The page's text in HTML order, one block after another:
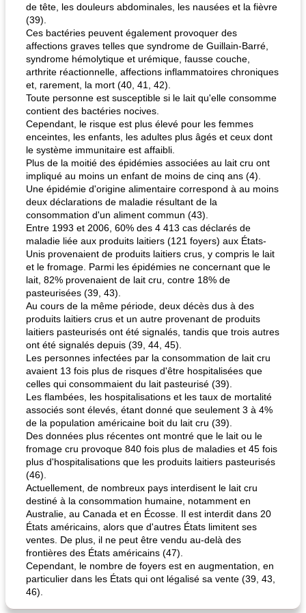
de tête, les douleurs abdominales, les nausées et la fièvre
(39).
Ces bactéries peuvent également provoquer des
affections graves telles que syndrome de Guillain-Barré,
syndrome hémolytique et urémique, fausse couche,
arthrite réactionnelle, affections inflammatoires chroniques
et, rarement, la mort (40, 41, 42).
Toute personne est susceptible si le lait qu'elle consomme
contient des bactéries nocives.
Cependant, le risque est plus élevé pour les femmes
enceintes, les enfants, les adultes plus âgés et ceux dont
le système immunitaire est affaibli.
Plus de la moitié des épidémies associées au lait cru ont
impliqué au moins un enfant de moins de cinq ans (4).
Une épidémie d'origine alimentaire correspond à au moins
deux déclarations de maladie résultant de la
consommation d'un aliment commun (43).
Entre 1993 et ​​2006, 60% des 4 413 cas déclarés de
maladie liée aux produits laitiers (121 foyers) aux États-
Unis provenaient de produits laitiers crus, y compris le lait
et le fromage. Parmi les épidémies ne concernant que le
lait, 82% provenaient de lait cru, contre 18% de
pasteurisées (39, 43).
Au cours de la même période, deux décès dus à des
produits laitiers crus et un autre provenant de produits
laitiers pasteurisés ont été signalés, tandis que trois autres
ont été signalés depuis (39, 44, 45).
Les personnes infectées par la consommation de lait cru
avaient 13 fois plus de risques d'être hospitalisées que
celles qui consommaient du lait pasteurisé (39).
Les flambées, les hospitalisations et les taux de mortalité
associés sont élevés, étant donné que seulement 3 à 4%
de la population américaine boit du lait cru (39).
Des données plus récentes ont montré que le lait ou le
fromage cru provoque 840 fois plus de maladies et 45 fois
plus d'hospitalisations que les produits laitiers pasteurisés
(46).
Actuellement, de nombreux pays interdisent le lait cru
destiné à la consommation humaine, notamment en
Australie, au Canada et en Écosse. Il est interdit dans 20
États américains, alors que d'autres États limitent ses
ventes. De plus, il ne peut être vendu au-delà des
frontières des États américains (47).
Cependant, le nombre de foyers est en augmentation, en
particulier dans les États qui ont légalisé sa vente (39, 43,
46).